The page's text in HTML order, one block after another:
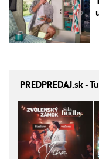
PREDPREDAJ.sk -